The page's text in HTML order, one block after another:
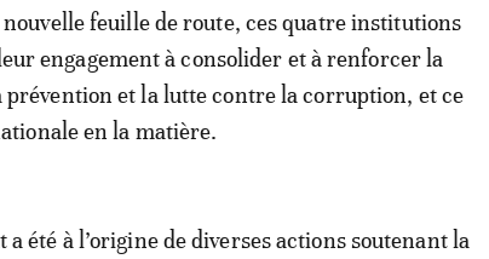
feuille de route, ces quatre institutions
engagement à consolider et à renforcer la
et la lutte contre la corruption, et ce
en la matière.
été à l’origine de diverses actions soutenant la